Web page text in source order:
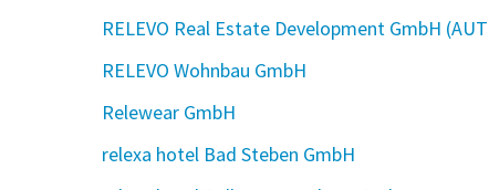
RELEVO Real Estate Development GmbH
RELEVO Wohnbau GmbH
Relewear GmbH
relexa hotel Bad Steben GmbH